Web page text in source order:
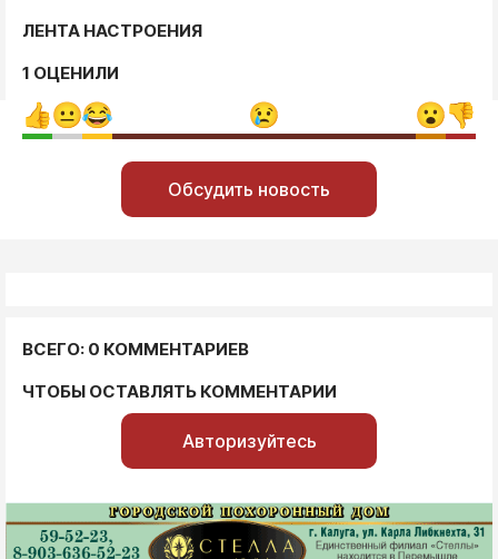
ЛЕНТА НАСТРОЕНИЯ
1 ОЦЕНИЛИ
Обсудить новость
ВСЕГО: 0 КОММЕНТАРИЕВ
ЧТОБЫ ОСТАВЛЯТЬ КОММЕНТАРИИ
Авторизуйтесь